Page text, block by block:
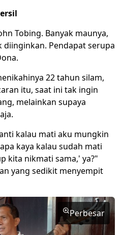
Tobing. Banyak maunya,
diinginkan. Pendapat serupa
22 tahun silam,
itu, saat ini tak ingin
melainkan supaya
kalau mati aku mungkin
kaya kalau sudah mati
kita nikmati sama,' ya?"
yang sedikit menyempit
Perbesar